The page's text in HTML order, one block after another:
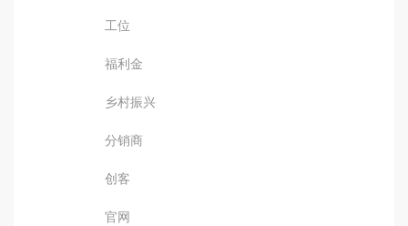
工位
福利金
乡村振兴
分销商
创客
官网